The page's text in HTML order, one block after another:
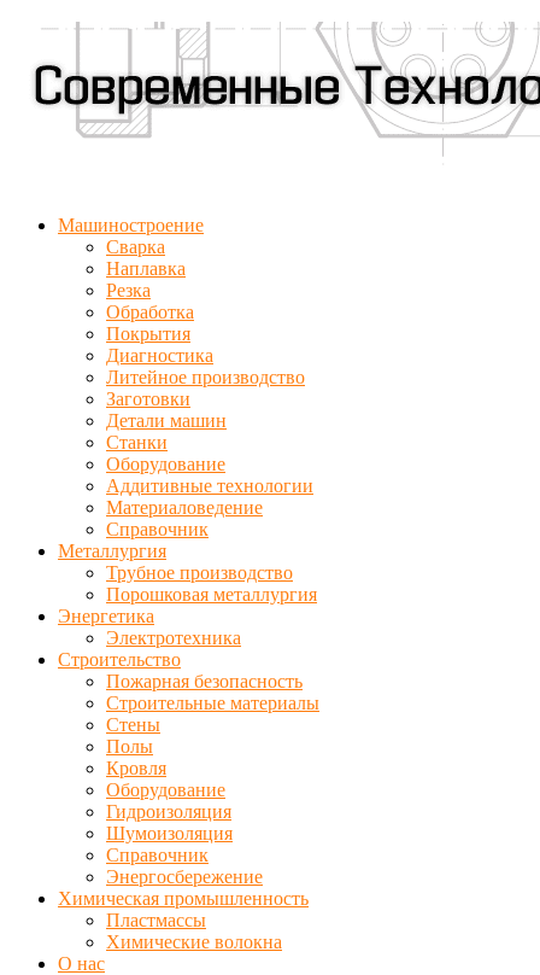
Машиностроение
Сварка
Наплавка
Резка
Обработка
Покрытия
Диагностика
Литейное производство
Заготовки
Детали машин
Станки
Оборудование
Аддитивные технологии
Материаловедение
Справочник
Металлургия
Трубное производство
Порошковая металлургия
Энергетика
Электротехника
Строительство
Пожарная безопасность
Строительные материалы
Стены
Полы
Кровля
Оборудование
Гидроизоляция
Шумоизоляция
Справочник
Энергосбережение
Химическая промышленность
Пластмассы
Химические волокна
О нас